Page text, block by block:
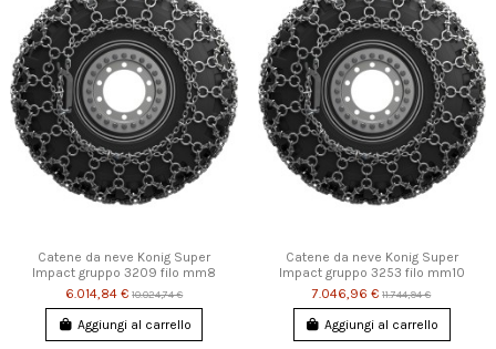
Catene da neve Konig Super
Impact gruppo 3209 filo mm8
6.014,84 €10.024,74 €
Aggiungi al carrello
Catene da neve Konig Super
Impact gruppo 3253 filo mm10
7.046,96 €11.744,94 €
Aggiungi al carrello